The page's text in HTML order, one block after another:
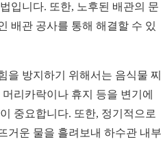
입니다. 또한, 노후된 배관의 문
배관 공사를 통해 해결할 수 있
을 방지하기 위해서는 음식물 찌
리카락이나 휴지 등을 변기에
중요합니다. 또한, 정기적으로
거운 물을 흘려보내 하수관 내부